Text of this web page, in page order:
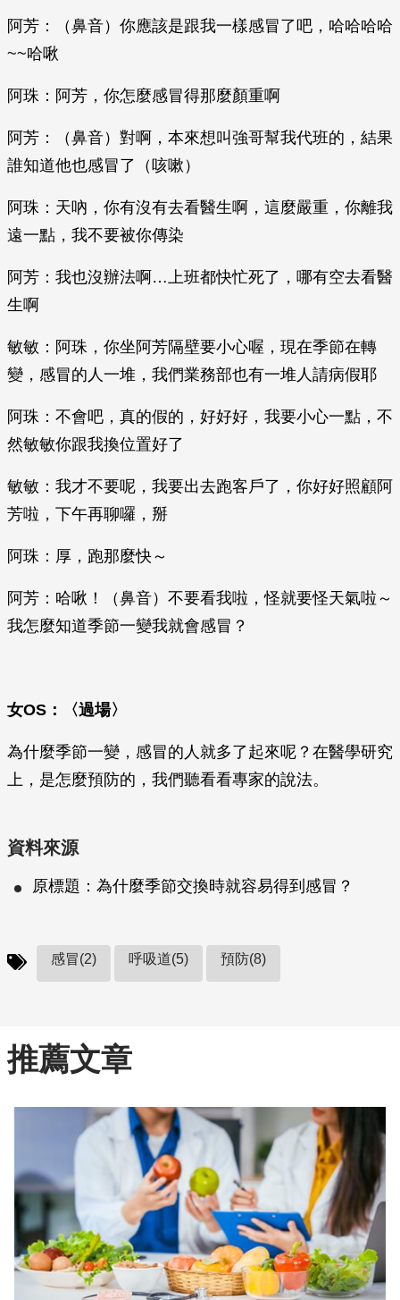
阿芳：（鼻音）你應該是跟我一樣感冒了吧，哈哈哈哈
~~哈啾
阿珠：阿芳，你怎麼感冒得那麼顏重啊
阿芳：（鼻音）對啊，本來想叫強哥幫我代班的，結果
誰知道他也感冒了（咳嗽）
阿珠：天吶，你有沒有去看醫生啊，這麼嚴重，你離我
遠一點，我不要被你傳染
阿芳：我也沒辦法啊…上班都快忙死了，哪有空去看醫
生啊
敏敏：阿珠，你坐阿芳隔壁要小心喔，現在季節在轉
變，感冒的人一堆，我們業務部也有一堆人請病假耶
阿珠：不會吧，真的假的，好好好，我要小心一點，不
然敏敏你跟我換位置好了
敏敏：我才不要呢，我要出去跑客戶了，你好好照顧阿
芳啦，下午再聊囉，掰
阿珠：厚，跑那麼快～
阿芳：哈啾！（鼻音）不要看我啦，怪就要怪天氣啦～
我怎麼知道季節一變我就會感冒？
女OS ：〈過場〉
為什麼季節一變，感冒的人就多了起來呢？在醫學研究
上，是怎麼預防的，我們聽看看專家的說法。
資料來源
原標題：為什麼季節交換時就容易得到感冒？
感冒(2) 呼吸道(5) 預防(8)
推薦文章